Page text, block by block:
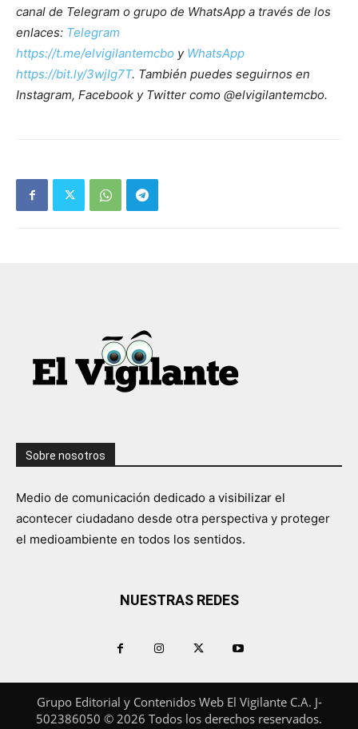
canal de Telegram o grupo de WhatsApp a través de los
enlaces: Telegram
https://t.me/elvigilantemcbo y WhatsApp
https://bit.ly/3wjIg7T. También puedes seguirnos en
Instagram, Facebook y Twitter como @elvigilantemcbo.
Sobre nosotros
Medio de comunicación dedicado a visibilizar el
acontecer ciudadano desde otra perspectiva y proteger
el medioambiente en todos los sentidos.
NUESTRAS REDES
Grupo Editorial y Contenidos Web El Vigilante C.A. J-
502386050 © 2026 Todos los derechos reservados.